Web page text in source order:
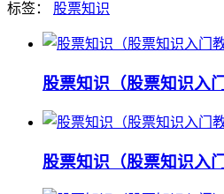
标签： 股票知识
股票知识（股票知识入
股票知识（股票知识入